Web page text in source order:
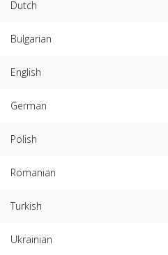
Dutch
Bulgarian
English
German
Polish
Romanian
Turkish
Ukrainian